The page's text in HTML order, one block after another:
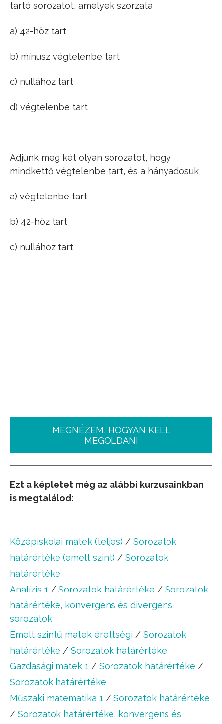
tartó sorozatot, amelyek szorzata
a) 42-höz tart
b) mínusz végtelenbe tart
c) nullához tart
d) végtelenbe tart
Adjunk meg két olyan sorozatot, hogy
mindkettő végtelenbe tart, és a hányadosuk
a) végtelenbe tart
b) 42-höz tart
c) nullához tart
MEGNÉZEM, HOGYAN KELL
MEGOLDANI
Ezt a képletet még az alábbi kurzusainkban
is megtalálod:
Középiskolai matek (teljes) / Sorozatok
határértéke (emelt szint) / Sorozatok
határértéke
Analízis 1 / Sorozatok határértéke / Sorozatok
határértéke, konvergens és divergens
sorozatok
Emelt szintű matek érettségi / Sorozatok
határértéke / Sorozatok határértéke
Gazdasági matek 1 / Sorozatok határértéke /
Sorozatok határértéke
Műszaki matematika 1 / Sorozatok határértéke
/ Sorozatok határértéke, konvergens és